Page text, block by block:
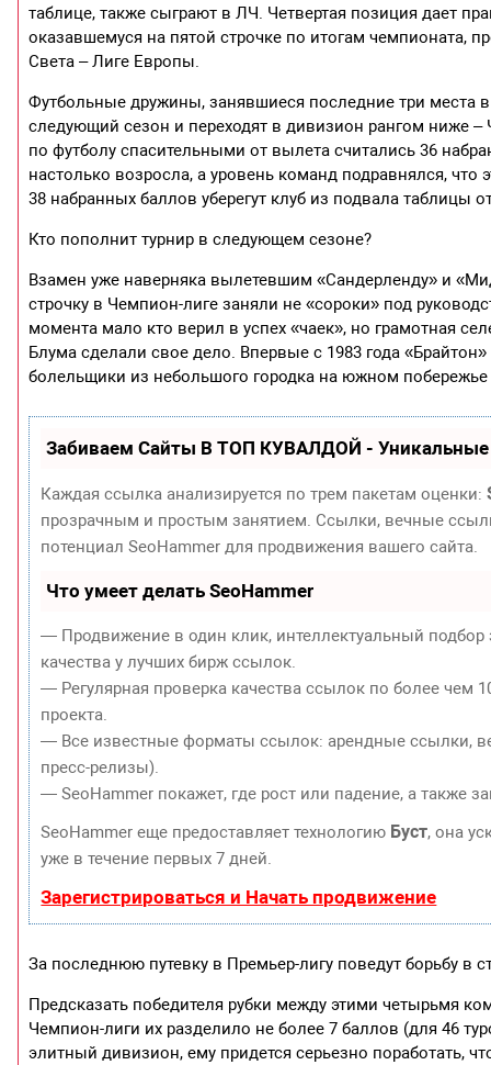
таблице, также сыграют в ЛЧ. Четвертая позиция дает
оказавшемуся на пятой строчке по итогам чемпионата,
Света – Лиге Европы.
Футбольные дружины, занявшиеся последние три места
следующий сезон и переходят в дивизион рангом ниже
по футболу спасительными от вылета считались 36
настолько возросла, а уровень команд подравнялся, что
38 набранных баллов уберегут клуб из подвала таблицы
Кто пополнит турнир в следующем сезоне?
Взамен уже наверняка вылетевшим «Сандерленду» и
строчку в Чемпион-лиге заняли не «сороки» под
момента мало кто верил в успех «чаек», но грамотная
Блума сделали свое дело. Впервые с 1983 года
болельщики из небольшого городка на южном
Забиваем Сайты В ТОП КУВАЛДОЙ - Уникальные
Каждая ссылка анализируется по трем пакетам оценки:
прозрачным и простым занятием. Ссылки, вечные
потенциал SeoHammer для продвижения вашего сайта.
Что умеет делать SeoHammer
— Продвижение в один клик, интеллектуальный
качества у лучших бирж ссылок.
— Регулярная проверка качества ссылок по более чем
проекта.
— Все известные форматы ссылок: арендные ссылки,
пресс-релизы).
— SeoHammer покажет, где рост или падение, а также
SeoHammer еще предоставляет технологию Буст, она
уже в течение первых 7 дней.
Зарегистрироваться и Начать продвижение
За последнюю путевку в Премьер-лигу поведут борьбу
Предсказать победителя рубки между этими четырьмя
Чемпион-лиги их разделило не более 7 баллов (для 46
элитный дивизион, ему придется серьезно поработать,